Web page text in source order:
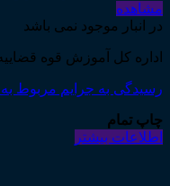
مشاهده
در انبار موجود نمی باشد
اداره کل آموزش قوه
رسیدگی به جرایم مربوط
چاپ تمام
اطلاعات بیشتر